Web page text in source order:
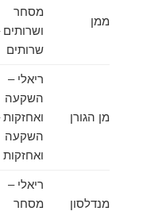
מסחר
ושרותים –
שרותים
מן הגורן
ריאלי –
השקעה
ואחזקות –
השקעה
ואחזקות
מנדלסון
ריאלי –
מסחר